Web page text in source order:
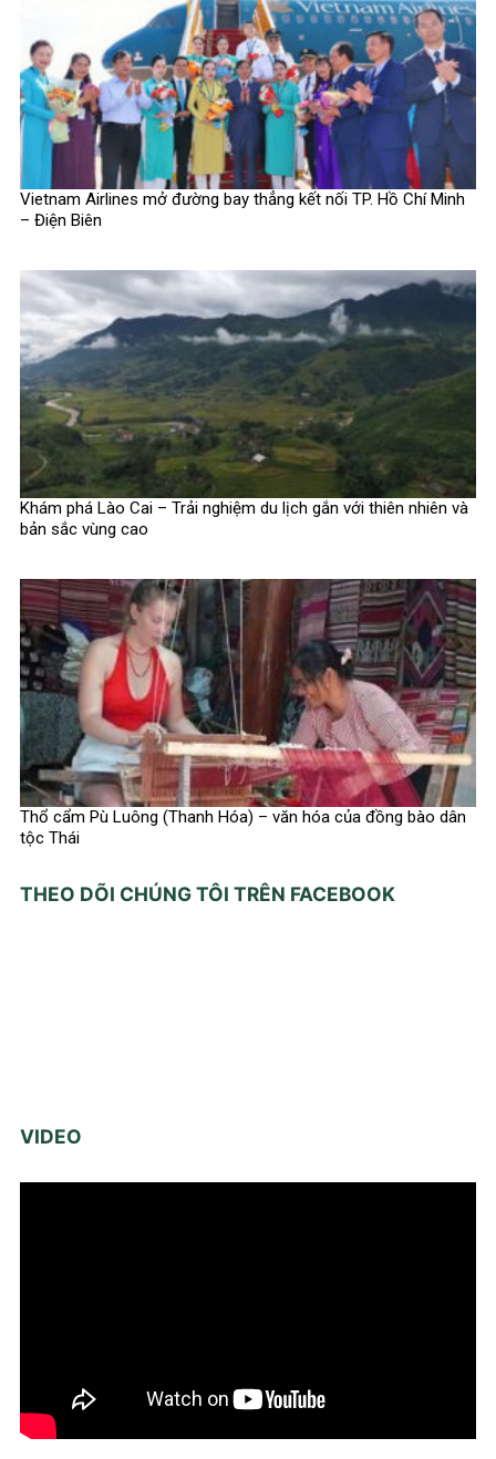
Vietnam Airlines mở đường bay thẳng kết nối TP. Hồ Chí Minh
– Điện Biên
Khám phá Lào Cai – Trải nghiệm du lịch gắn với thiên nhiên và
bản sắc vùng cao
Thổ cẩm Pù Luông (Thanh Hóa) – văn hóa của đồng bào dân
tộc Thái
THEO DÕI CHÚNG TÔI TRÊN FACEBOOK
VIDEO